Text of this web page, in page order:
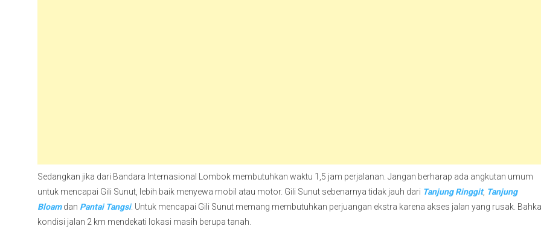
Sedangkan jika dari Bandara Internasional Lombok membutuhkan waktu 1,5 jam perjalanan. Jangan berharap ada angkutan umum
untuk mencapai Gili Sunut, lebih baik menyewa mobil atau motor. Gili Sunut sebenarnya tidak jauh dari Tanjung Ringgit, Tanjung
Bloamdan Pantai Tangsi. Untuk mencapai Gili Sunut memang membutuhkan perjuangan ekstra karena akses jalan yang rusak.
kondisi jalan 2 km mendekati lokasi masih berupa tanah.